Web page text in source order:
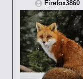
Firefox3860